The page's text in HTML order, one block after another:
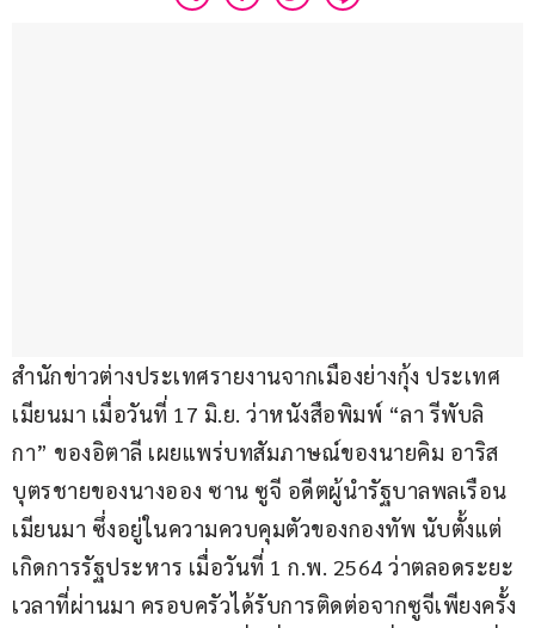
สำนักข่าวต่างประเทศรายงานจากเมืองย่างกุ้ง ประเทศ
เมียนมา เมื่อวันที่ 17 มิ.ย. ว่าหนังสือพิมพ์ “ลา รีพับลิ
กา” ของอิตาลี เผยแพร่บทสัมภาษณ์ของนายคิม อาริส
บุตรชายของนางออง ซาน ซูจี อดีตผู้นำรัฐบาลพลเรือน
เมียนมา ซึ่งอยู่ในความควบคุมตัวของกองทัพ นับตั้งแต่
เกิดการรัฐประหาร เมื่อวันที่ 1 ก.พ. 2564 ว่าตลอดระยะ
เวลาที่ผ่านมา ครอบครัวได้รับการติดต่อจากซูจีเพียงครั้ง